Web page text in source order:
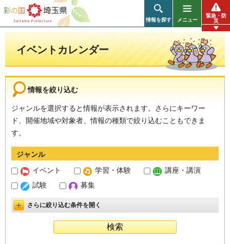
彩の国 埼玉県
情報を探す メニュー
緊急・防
災
イベントカレンダー
情報を絞り込む
ジャンルを選択すると情報が表示されます。さらにキーワー
ド、開催地域や対象者、情報の種類で絞り込むこともできま
す。
ジャンル
イベント
学習・体験
講座・講演
試験
募集
詳細設定を開く
さらに絞り込む条件を開く